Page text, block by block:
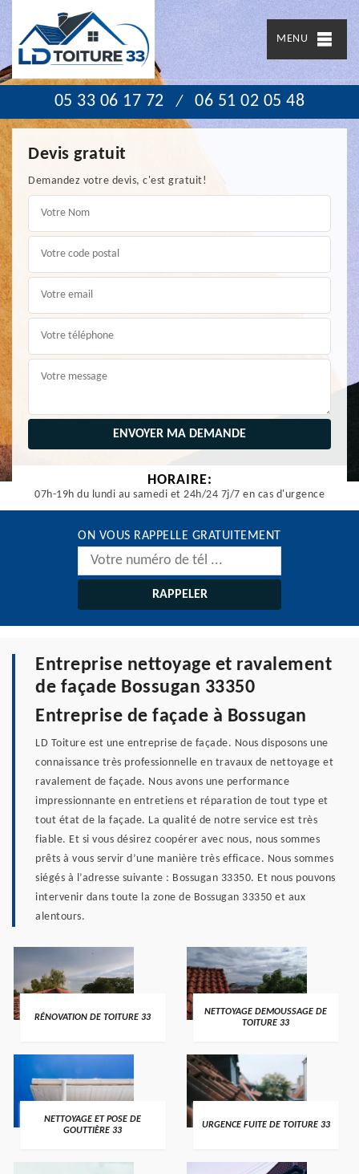
MENU
05 33 06 17 72 / 06 51 02 05 48
Devis gratuit
Demandez votre devis, c'est gratuit!
HORAIRE:
07h-19h du lundi au samedi et 24h/24 7j/7 en cas d'urgence
ON VOUS RAPPELLE GRATUITEMENT
Entreprise nettoyage et ravalement
de façade Bossugan 33350
Entreprise de façade à Bossugan
LD Toiture est une entreprise de façade. Nous disposons une
connaissance très professionnelle en travaux de nettoyage et
ravalement de façade. Nous avons une performance
impressionnante en entretiens et réparation de tout type et
tout état de la façade. La qualité de notre service est très
fiable. Et si vous désirez coopérer avec nous, nous sommes
prêts à vous servir d’une manière très efficace. Nous sommes
siégés à l’adresse suivante : Bossugan 33350. Et nous pouvons
intervenir dans toute la zone de Bossugan 33350 et aux
alentours.
RÉNOVATION DE TOITURE 33
NETTOYAGE DEMOUSSAGE DE
TOITURE 33
NETTOYAGE ET POSE DE
GOUTTIÈRE 33
URGENCE FUITE DE TOITURE 33